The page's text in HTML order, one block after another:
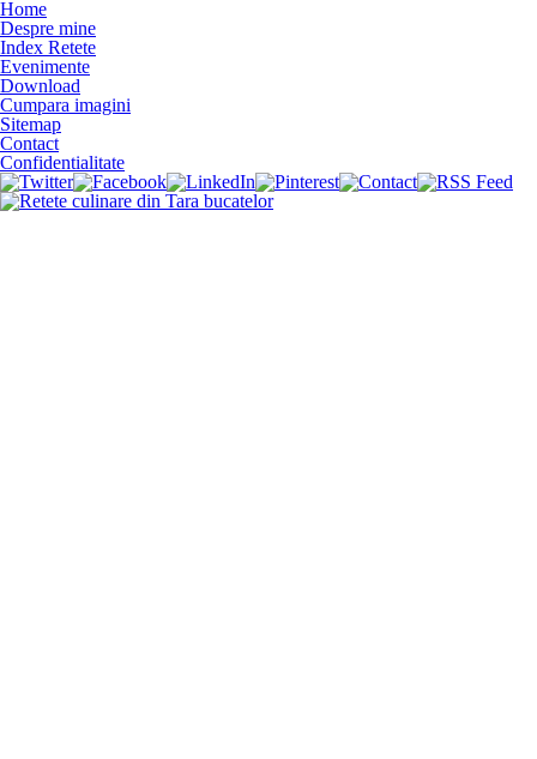
Home
Despre mine
Index Retete
Evenimente
Download
Cumpara imagini
Sitemap
Contact
Confidentialitate